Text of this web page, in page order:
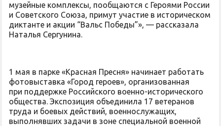
музейные комплексы, пообщаются с Героями России
и Советского Союза, примут участие в историческом
диктанте и акции “Вальс Победы”», — рассказала
Наталья Сергунина.
1 мая в парке «Красная Пресня» начинает работать
фотовыставка «Город героев», организованная
при поддержке Российского военно-исторического
общества. Экспозиция объединила 17 ветеранов
труда и боевых действий, военнослужащих,
выполнявших задачи в зоне специальной военной